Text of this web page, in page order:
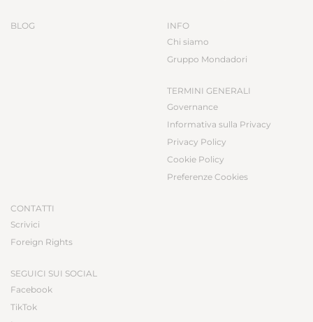
BLOG
INFO
Chi siamo
Gruppo Mondadori
TERMINI GENERALI
Governance
Informativa sulla Privacy
Privacy Policy
Cookie Policy
Preferenze Cookies
CONTATTI
Scrivici
Foreign Rights
SEGUICI SUI SOCIAL
Facebook
TikTok